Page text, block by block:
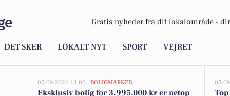
Gratis nyheder fra dit lokalområde -
DET SKER LOKALT NYT SPORT VEJRET
05-08-2026 13:00 | BOLIGMARKED
Eksklusiv bolig for 3.995.000 kr er netop
05-